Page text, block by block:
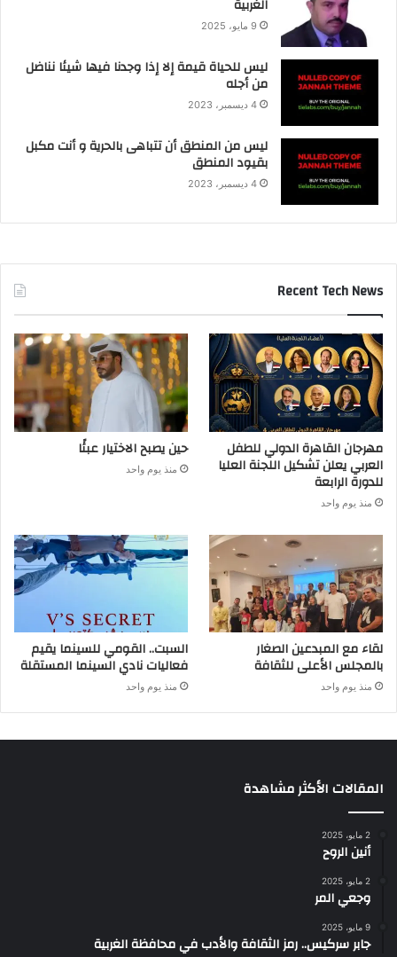
الغربية
9 مايو، 2025
ليس للحياة قيمة إلا إذا وجدنا فيها شيئا نناضل
من أجله
4 ديسمبر، 2023
ليس من المنطق أن تتباهى بالحرية و أنت مكبل
بقيود المنطق
4 ديسمبر، 2023
Recent Tech News
مهرجان القاهرة الدولي للطفل
العربي يعلن تشكيل اللجنة العليا
للدورة الرابعة
منذ يوم واحد
حين يصبح الاختيار عبئًا
منذ يوم واحد
لقاء مع المبدعين الصغار
بالمجلس الأعلى للثقافة
منذ يوم واحد
السبت.. القومي للسينما يقيم
فعاليات نادي السينما المستقلة
منذ يوم واحد
المقالات الأكثر مشاهدة
2 مايو، 2025
أنين الروح
2 مايو، 2025
وجعي المر
9 مايو، 2025
جابر سركيس.. رمز الثقافة والأدب في محافظة الغربية